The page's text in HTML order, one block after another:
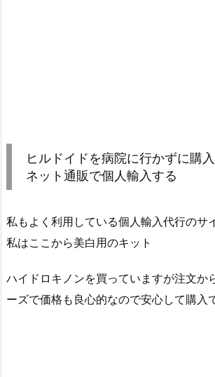
ヒルドイドを病院に行かずに購
ネット通販で個人輸入する
私もよく利用している個人輸入代行のサ
私はここから美白用のキット
ハイドロキノンを買っていますが注文か
ーズで価格も良心的なので安心して購入